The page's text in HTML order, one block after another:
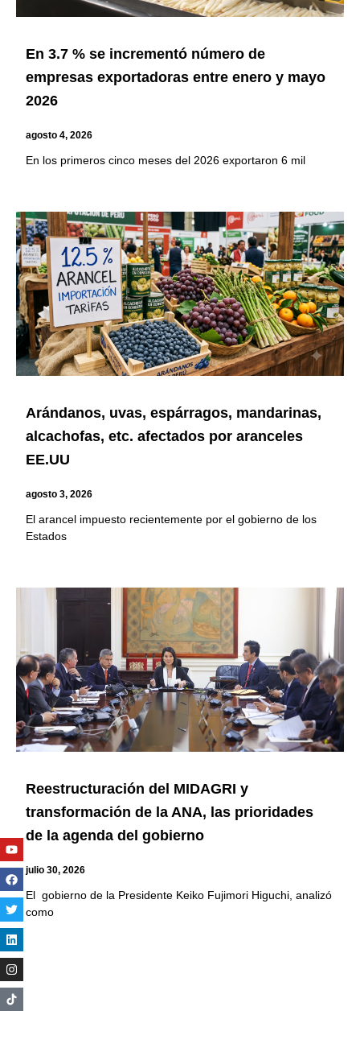
En 3.7 % se incrementó número de
empresas exportadoras entre enero y mayo
2026
agosto 4, 2026
En los primeros cinco meses del 2026 exportaron 6 mil
Arándanos, uvas, espárragos, mandarinas,
alcachofas, etc. afectados por aranceles
EE.UU
agosto 3, 2026
El arancel impuesto recientemente por el gobierno de los
Estados
Reestructuración del MIDAGRI y
transformación de la ANA, las prioridades
de la agenda del gobierno
julio 30, 2026
El gobierno de la Presidente Keiko Fujimori Higuchi, analizó
como
Youtube
Facebook
Twitter
Linkedin
Instagram